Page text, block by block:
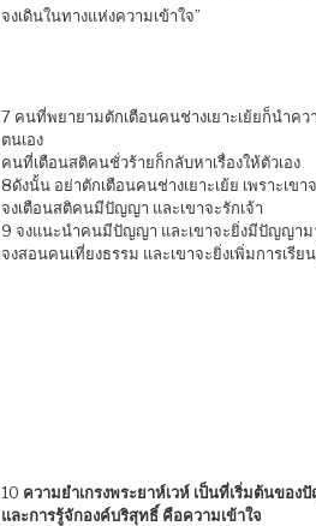
จงเดินในทางแห่งความเข้าใจ”
7 คนที่พยายามตักเตือนคนช่างเยาะเย้ยก็นำค
ตนเอง
คนที่เตือนสติคนชั่วร้ายก็กลับหาเรื่องให้ตัวเอง
8ดังนั้น อย่าตักเตือนคนช่างเยาะเย้ย เพราะเขา
จงเตือนสติคนมีปัญญา และเขาจะรักเจ้า
9 จงแนะนำคนมีปัญญา และเขาจะยิ่งมีปัญญา
จงสอนคนเที่ยงธรรม และเขาจะยิ่งเพิ่มการเรีย
10 ความยำเกรงพระยาห์เวห์ เป็นที่เริ่มต้นของ
และการรู้จักองค์บริสุทธิ์ คือความเข้าใจ